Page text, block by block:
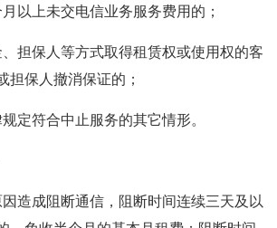
月以上未交电信业务服务费用的；
、担保人等方式取得租赁权或使用权的客
担保人撤消保证的；
规定符合中止服务的其它情形。
造成阻断通信，阻断时间连续三天及以